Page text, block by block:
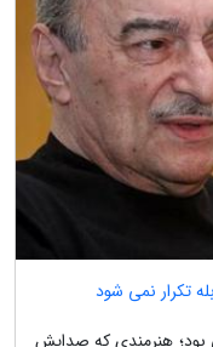
تکرار نمی شود
هنرمندی که صدایش